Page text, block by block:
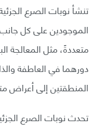
تنشأ نوبات الصرع
الموجودين على كل
متعددةً، مثل المعالجة
دورهما في العاطفة
المنطقتين إلى أعراض
تحدث نوبات الصرع